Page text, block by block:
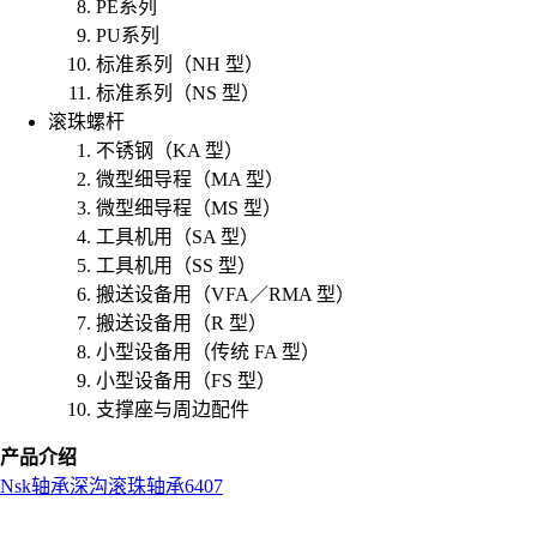
PE系列
PU系列
标准系列（NH 型）
标准系列（NS 型）
滚珠螺杆
不锈钢（KA 型）
微型细导程（MA 型）
微型细导程（MS 型）
工具机用（SA 型）
工具机用（SS 型）
搬送设备用（VFA／RMA 型）
搬送设备用（R 型）
小型设备用（传统 FA 型）
小型设备用（FS 型）
支撑座与周边配件
产品介绍
Nsk轴承深沟滚珠轴承6407